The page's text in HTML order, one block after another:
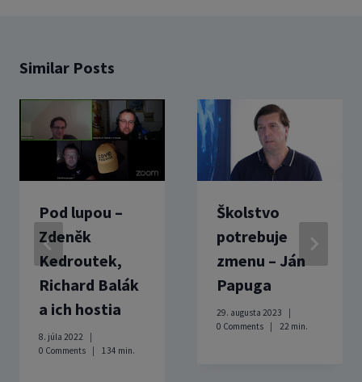
Similar Posts
Pod lupou –
Zdeněk
Kedroutek,
Richard Balák
a ich hostia
8. júla 2022
0 Comments
134 min.
Školstvo
potrebuje
zmenu – Ján
Papuga
29. augusta 2023
0 Comments
22 min.